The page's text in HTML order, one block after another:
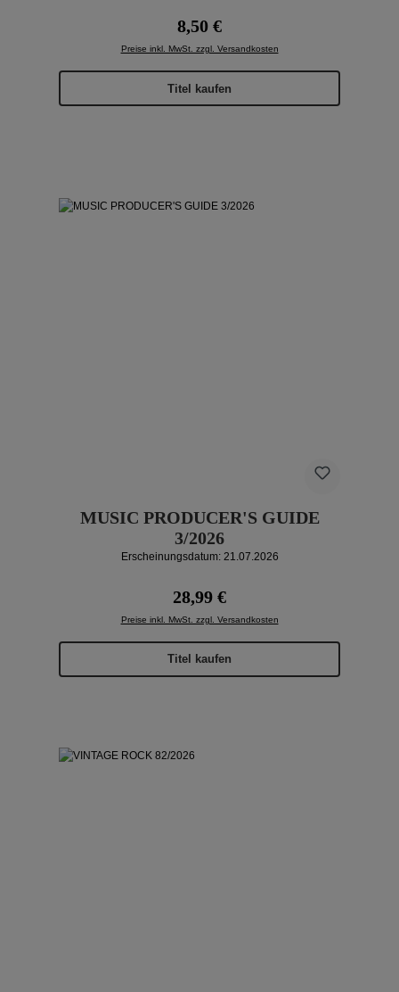
Regulärer Preis:
8,50 €
Preise inkl. MwSt. zzgl. Versandkosten
Titel kaufen
MUSIC PRODUCER'S GUIDE
3/2026
Erscheinungsdatum: 21.07.2026
Regulärer Preis:
28,99 €
Preise inkl. MwSt. zzgl. Versandkosten
Titel kaufen